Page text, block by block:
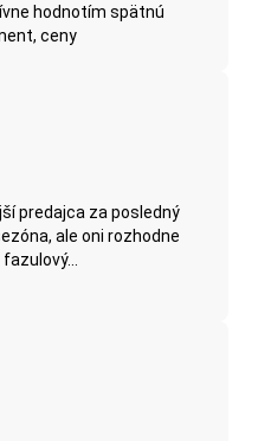
hodnotím spätnú
ceny
predajca za posledný
ale oni rozhodne